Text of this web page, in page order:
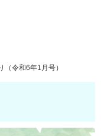
（令和6年1月号）